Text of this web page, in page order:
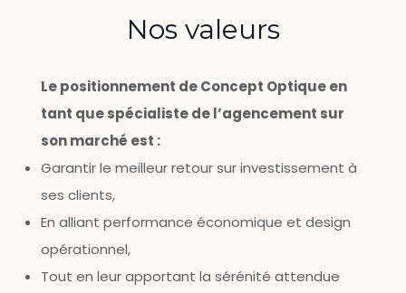
Nos valeurs
Le positionnement de Concept Optique en
tant que spécialiste de l’agencement sur
son marché est :
Garantir le meilleur retour sur investissement à
ses clients,
En alliant performance économique et design
opérationnel,
Tout en leur apportant la sérénité attendue